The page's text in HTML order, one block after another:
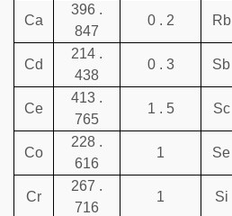
Ca
396 .
847
0 . 2 Rb
Cd
214 .
438
0 . 3 Sb
Ce
413 .
765
1 . 5 Sc
Co
228 .
616
1 Se
Cr
267 .
716
1 Si